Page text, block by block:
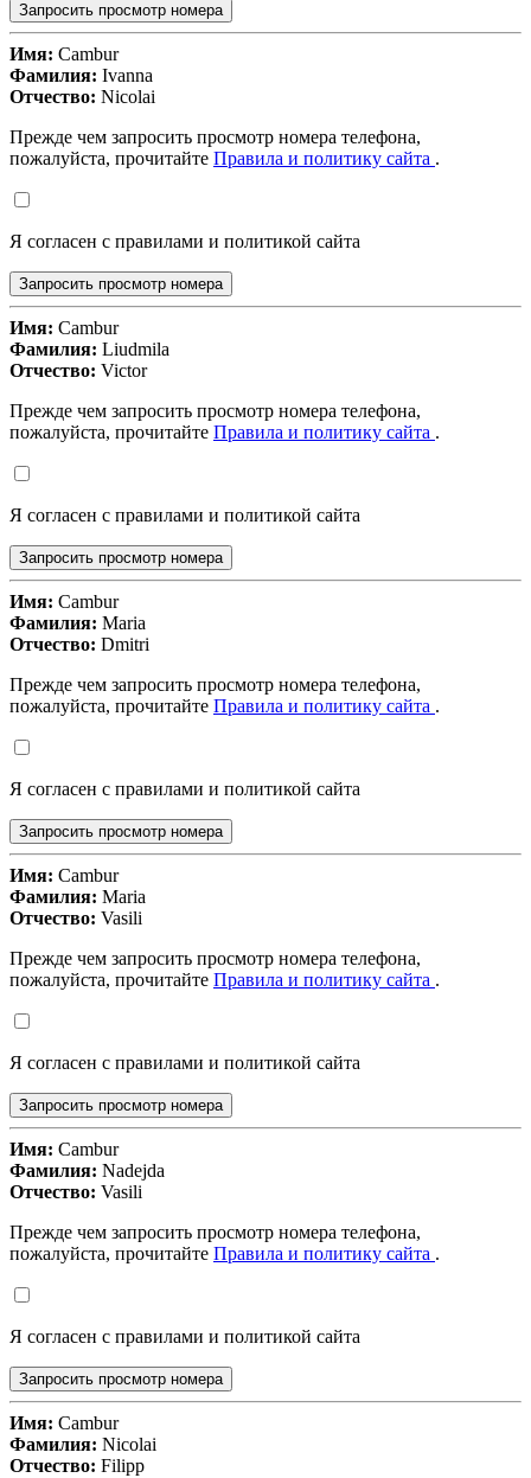
Запросить просмотр номера
Имя: Cambur
Фамилия: Ivanna
Отчество: Nicolai
Прежде чем запросить просмотр номера телефона,
пожалуйста, прочитайте Правила и политику сайта .
Я согласен с правилами и политикой сайта
Запросить просмотр номера
Имя: Cambur
Фамилия: Liudmila
Отчество: Victor
Прежде чем запросить просмотр номера телефона,
пожалуйста, прочитайте Правила и политику сайта .
Я согласен с правилами и политикой сайта
Запросить просмотр номера
Имя: Cambur
Фамилия: Maria
Отчество: Dmitri
Прежде чем запросить просмотр номера телефона,
пожалуйста, прочитайте Правила и политику сайта .
Я согласен с правилами и политикой сайта
Запросить просмотр номера
Имя: Cambur
Фамилия: Maria
Отчество: Vasili
Прежде чем запросить просмотр номера телефона,
пожалуйста, прочитайте Правила и политику сайта .
Я согласен с правилами и политикой сайта
Запросить просмотр номера
Имя: Cambur
Фамилия: Nadejda
Отчество: Vasili
Прежде чем запросить просмотр номера телефона,
пожалуйста, прочитайте Правила и политику сайта .
Я согласен с правилами и политикой сайта
Запросить просмотр номера
Имя: Cambur
Фамилия: Nicolai
Отчество: Filipp